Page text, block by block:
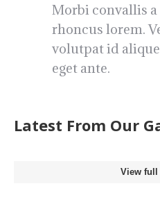
Morbi convallis
rhoncus lorem.
volutpat id
eget ante.
Latest From Our
View full